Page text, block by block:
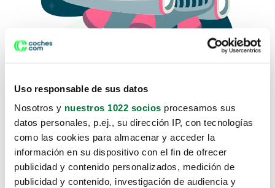
Uso responsable de sus datos
Nosotros y nuestros 1022 socios procesamos sus
datos personales, p.ej., su dirección IP, con tecnologías
como las cookies para almacenar y acceder la
información en su dispositivo con el fin de ofrecer
publicidad y contenido personalizados, medición de
publicidad y contenido, investigación de audiencia y
Lo sentimos, no sabemos como
te hemos traido hasta aquí.